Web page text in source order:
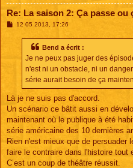
Re: La saison 2: Ça passe ou
M
12 05 2013, 17:26
Bend a écrit :
Je ne peux pas juger des
n'est ni un obstacle, ni un
série aurait besoin de ça
Là je ne suis pas d'accord.
Un scénario ce bâtit aussi en
maintenant où le publique à été
série américaine des 10 dernières
Rien n'est mieux que de persuader
faire le contraire dans l'histoire tout
C’est un coup de théâtre réussit.